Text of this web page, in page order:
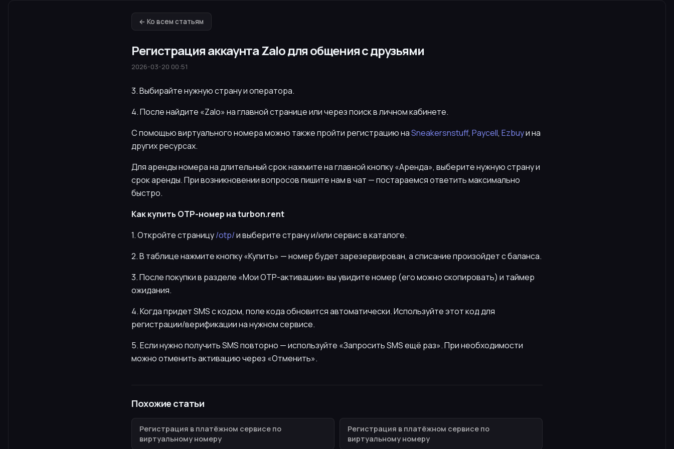
← Ко всем статьям
Регистрация аккаунта Zalo для общения с друзьями
2026-03-20 00:51
3. Выбирайте нужную страну и оператора.
4. После найдите «Zalo» на главной странице или через поиск в личном кабинете.
С помощью виртуального номера можно также пройти регистрацию наSneakersnstuff, Paycell, Ezbuyи на
других ресурсах.
Для аренды номера на длительный срок нажмите на главной кнопку «Аренда», выберите нужную страну и
срок аренды. При возникновении вопросов пишите нам в чат — постараемся ответить максимально
быстро.
Как купить OTP-номер на turbon.rent
1. Откройте страницу/otp/и выберите страну и/или сервис в каталоге.
2. В таблице нажмите кнопку «Купить» — номер будет зарезервирован, а списание произойдет с баланса.
3. После покупки в разделе «Мои OTP-активации» вы увидите номер (его можно скопировать) и таймер
ожидания.
4. Когда придет SMS с кодом, поле кода обновится автоматически. Используйте этот код для
регистрации/верификации на нужном сервисе.
5. Если нужно получить SMS повторно — используйте «Запросить SMS ещё раз». При необходимости
можно отменить активацию через «Отменить».
Похожие статьи
Регистрация в платёжном сервисе по
виртуальному номеру
Регистрация в платёжном сервисе по
виртуальному номеру